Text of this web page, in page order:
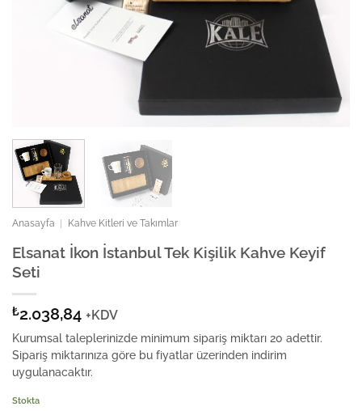
Anasayfa Kahve Kitleri ve Takımlar
Elsanat İkon İstanbul Tek Kişilik Kahve Keyif
Seti
₺2.038,84 +KDV
Kurumsal taleplerinizde minimum sipariş miktarı 20 adettir.
Sipariş miktarınıza göre bu fiyatlar üzerinden indirim
uygulanacaktır.
Stokta